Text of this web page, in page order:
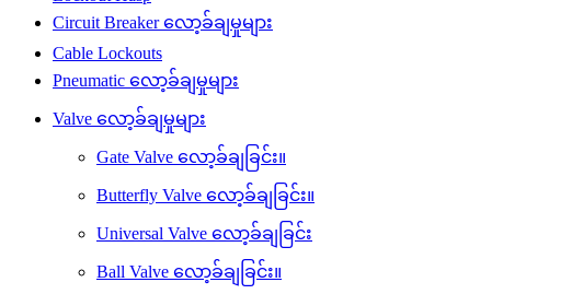
Circuit Breaker လော့ခ်ချမှုများ
Cable Lockouts
Pneumatic လော့ခ်ချမှုများ
Valve လော့ခ်ချမှုများ
Gate Valve လော့ခ်ချခြင်း။
Butterfly Valve လော့ခ်ချခြင်း။
Universal Valve လော့ခ်ချခြင်း
Ball Valve လော့ခ်ချခြင်း။